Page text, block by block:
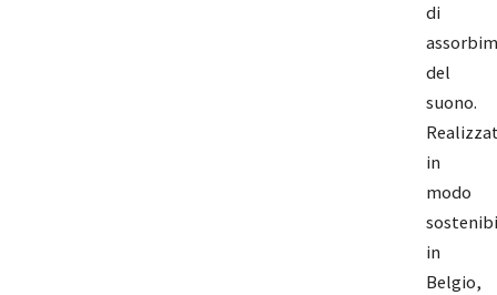
di
del
suono.
in
modo
in
Belgio,